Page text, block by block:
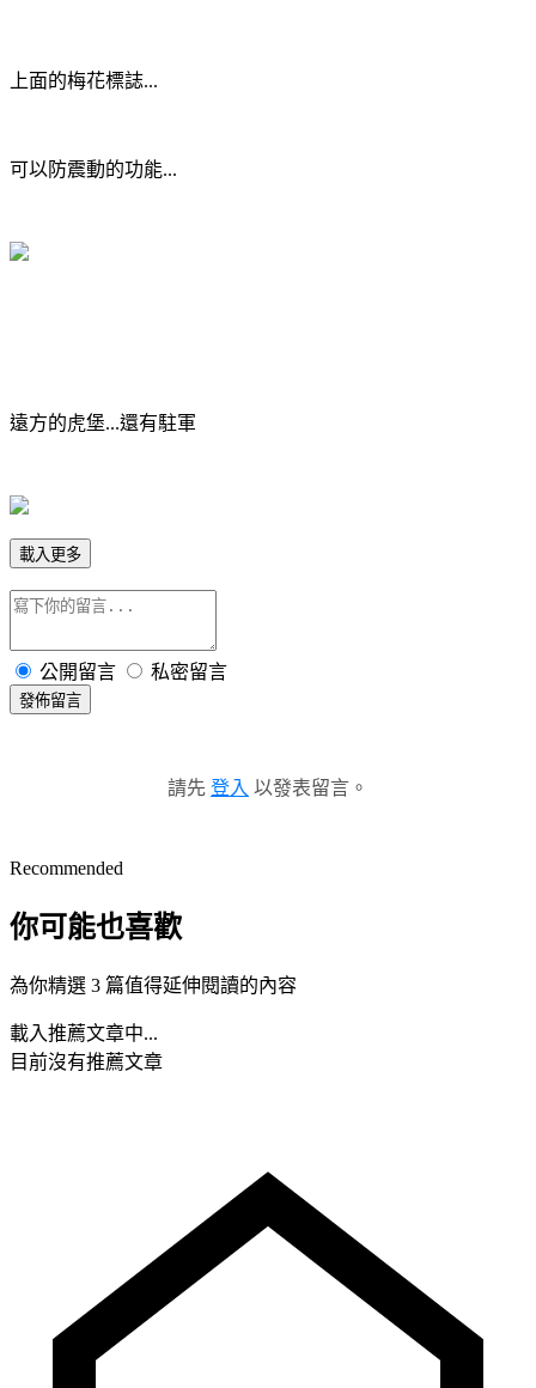
上面的梅花標誌...
可以防震動的功能...
遠方的虎堡...還有駐軍
載入更多
公開留言 私密留言
發佈留言
請先 登入 以發表留言。
Recommended
你可能也喜歡
為你精選 3 篇值得延伸閱讀的內容
載入推薦文章中...
目前沒有推薦文章